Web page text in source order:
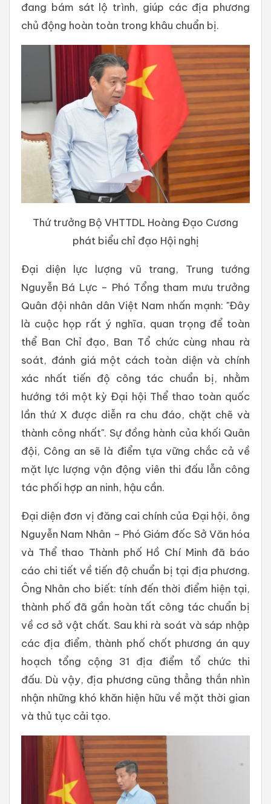
đang bám sát lộ trình, giúp các địa phương
chủ động hoàn toàn trong khâu chuẩn bị.
Thứ trưởng Bộ VHTTDL Hoàng Đạo Cương
phát biểu chỉ đạo Hội nghị
Đại diện lực lượng vũ trang, Trung tướng
Nguyễn Bá Lực – Phó Tổng tham mưu trưởng
Quân đội nhân dân Việt Nam nhấn mạnh: "Đây
là cuộc họp rất ý nghĩa, quan trọng để toàn
thể Ban Chỉ đạo, Ban Tổ chức cùng nhau rà
soát, đánh giá một cách toàn diện và chính
xác nhất tiến độ công tác chuẩn bị, nhằm
hướng tới một kỳ Đại hội Thể thao toàn quốc
lần thứ X được diễn ra chu đáo, chặt chẽ và
thành công nhất". Sự đồng hành của khối Quân
đội, Công an sẽ là điểm tựa vững chắc cả về
mặt lực lượng vận động viên thi đấu lẫn công
tác phối hợp an ninh, hậu cần.
Đại diện đơn vị đăng cai chính của Đại hội, ông
Nguyễn Nam Nhân – Phó Giám đốc Sở Văn hóa
và Thể thao Thành phố Hồ Chí Minh đã báo
cáo chi tiết về tiến độ chuẩn bị tại địa phương.
Ông Nhân cho biết: tính đến thời điểm hiện tại,
thành phố đã gần hoàn tất công tác chuẩn bị
về cơ sở vật chất. Sau khi rà soát và sáp nhập
các địa điểm, thành phố chốt phương án quy
hoạch tổng cộng 31 địa điểm tổ chức thi
đấu. Dù vậy, địa phương cũng thẳng thắn nhìn
nhận những khó khăn hiện hữu về mặt thời gian
và thủ tục cải tạo.